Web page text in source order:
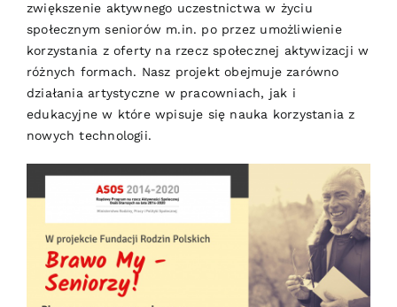
zwiększenie aktywnego uczestnictwa w życiu
społecznym seniorów m.in. po przez umożliwienie
korzystania z oferty na rzecz społecznej aktywizacji w
różnych formach. Nasz projekt obejmuje zarówno
działania artystyczne w pracowniach, jak i
edukacyjne w które wpisuje się nauka korzystania z
nowych technologii.